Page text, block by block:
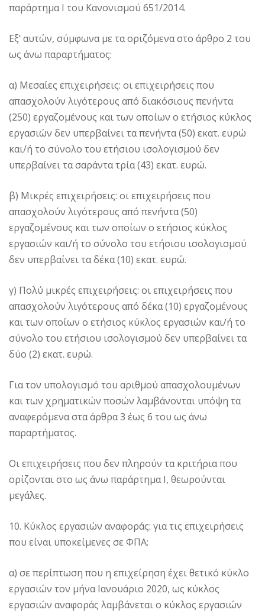
παράρτημα I του Κανονισμού 651/2014.
Εξ’ αυτών, σύμφωνα με τα οριζόμενα στο άρθρο 2 του
ως άνω παραρτήματος:
α) Μεσαίες επιχειρήσεις: οι επιχειρήσεις που
απασχολούν λιγότερους από διακόσιους πενήντα
(250) εργαζομένους και των οποίων ο ετήσιος κύκλος
εργασιών δεν υπερβαίνει τα πενήντα (50) εκατ. ευρώ
και/ή το σύνολο του ετήσιου ισολογισμού δεν
υπερβαίνει τα σαράντα τρία (43) εκατ. ευρώ.
β) Μικρές επιχειρήσεις: οι επιχειρήσεις που
απασχολούν λιγότερους από πενήντα (50)
εργαζομένους και των οποίων ο ετήσιος κύκλος
εργασιών και/ή το σύνολο του ετήσιου ισολογισμού
δεν υπερβαίνει τα δέκα (10) εκατ. ευρώ.
γ) Πολύ μικρές επιχειρήσεις: οι επιχειρήσεις που
απασχολούν λιγότερους από δέκα (10) εργαζομένους
και των οποίων ο ετήσιος κύκλος εργασιών και/ή το
σύνολο του ετήσιου ισολογισμού δεν υπερβαίνει τα
δύο (2) εκατ. ευρώ.
Για τον υπολογισμό του αριθμού απασχολουμένων
και των χρηματικών ποσών λαμβάνονται υπόψη τα
αναφερόμενα στα άρθρα 3 έως 6 του ως άνω
παραρτήματος.
Οι επιχειρήσεις που δεν πληρούν τα κριτήρια που
ορίζονται στο ως άνω παράρτημα Ι, θεωρούνται
μεγάλες.
10. Κύκλος εργασιών αναφοράς: για τις επιχειρήσεις
που είναι υποκείμενες σε ΦΠΑ:
α) σε περίπτωση που η επιχείρηση έχει θετικό κύκλο
εργασιών τον μήνα Ιανουάριο 2020, ως κύκλος
εργασιών αναφοράς λαμβάνεται ο κύκλος εργασιών